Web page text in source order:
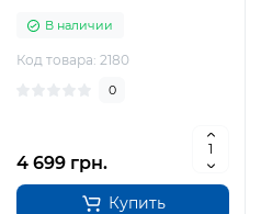
В наличии
Код товара: 2180
0
4 699 грн.
Купить